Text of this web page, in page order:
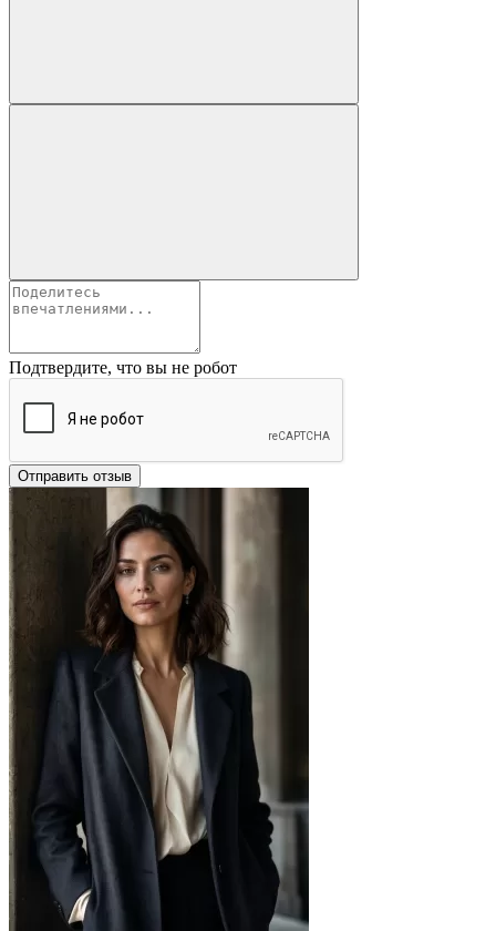
Подтвердите, что вы не робот
Отправить отзыв